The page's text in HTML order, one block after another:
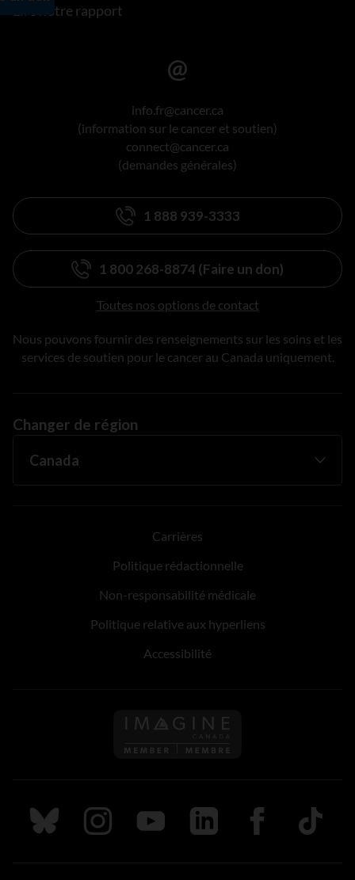
Lire notre rapport
info.fr@cancer.ca
(information sur le cancer et soutien)
connect@cancer.ca
(demandes générales)
1 888 939-3333
1 800 268-8874 (Faire un don)
Toutes nos options de contact
Nous pouvons fournir des renseignements sur les soins et les
services de soutien pour le cancer au Canada uniquement.
Changer de région
Carrières
Politique rédactionnelle
Non-responsabilité médicale
Politique relative aux hyperliens
Accessibilité
Suivez nous sur Bluesky
Suivez nous sur Instagram
Suivez nous sur Youtube
Suivez nous sur LinkedIn
Suivez nous sur
TikTok